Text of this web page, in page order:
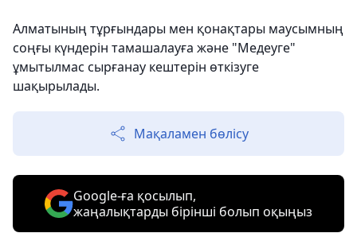
Алматының тұрғындары мен қонақтары маусымның
соңғы күндерін тамашалауға және "Медеуге"
ұмытылмас сырғанау кештерін өткізуге
шақырылады.
Мақаламен бөлісу
Google-ға қосылып,
жаңалықтарды бірінші болып оқыңыз